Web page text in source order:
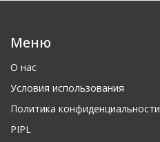
Меню
О нас
Условия использования
Политика конфиденциальности
PIPL